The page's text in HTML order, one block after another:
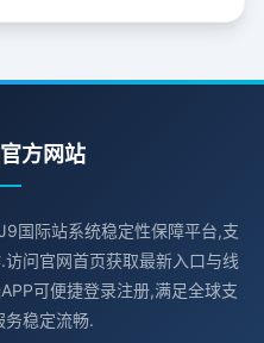
方网站
国际站系统稳定性保障平台,支
问官网首页获取最新入口与线
可便捷登录注册,满足全球支
务稳定流畅.